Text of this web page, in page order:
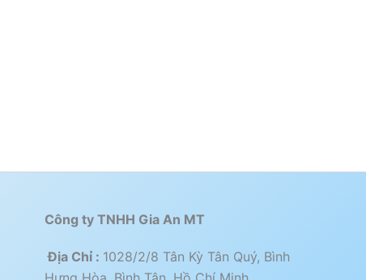
Công ty TNHH Gia An MT
Địa Chỉ : 1028/2/8 Tân Kỳ Tân Quý, Bình